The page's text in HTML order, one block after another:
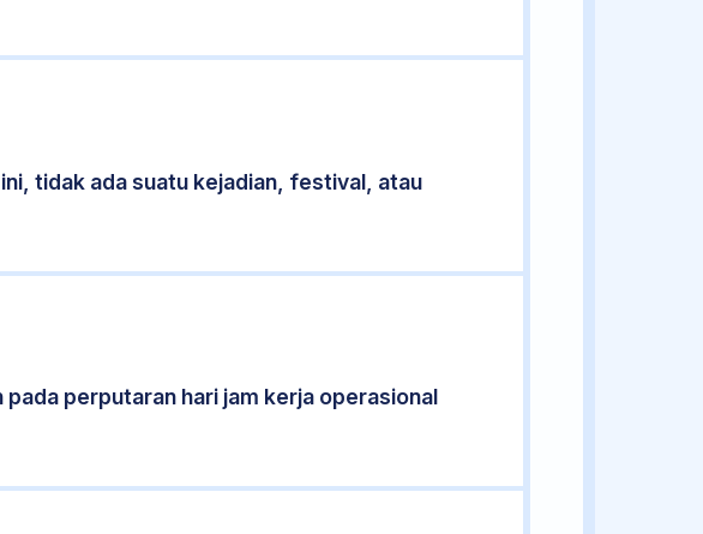
tidak ada suatu kejadian, festival, atau
perputaran hari jam kerja operasional